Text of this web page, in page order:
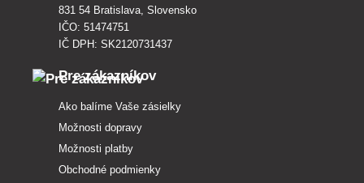
831 54 Bratislava, Slovensko
IČO: 51474751
IČ DPH: SK2120731437
Pre zákazníkov
Ako balíme Vaše zásielky
Možnosti dopravy
Možnosti platby
Obchodné podmienky